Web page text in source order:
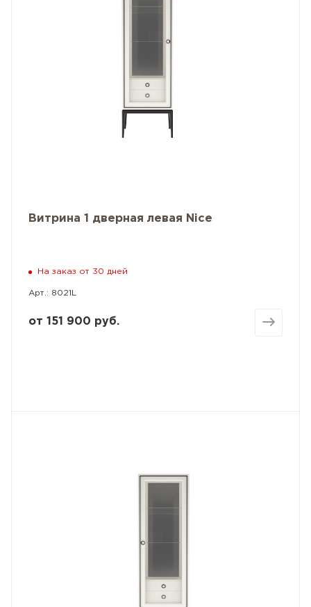
Витрина 1 дверная левая Nice
На заказ от 30 дней
Арт.: 8021L
от 151 900 руб.